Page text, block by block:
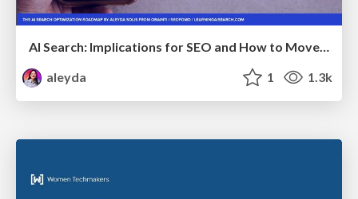
AI Search: Implications for SEO and How to Move Forward - #ShenzhenSEOConference
aleyda
1 1.3k